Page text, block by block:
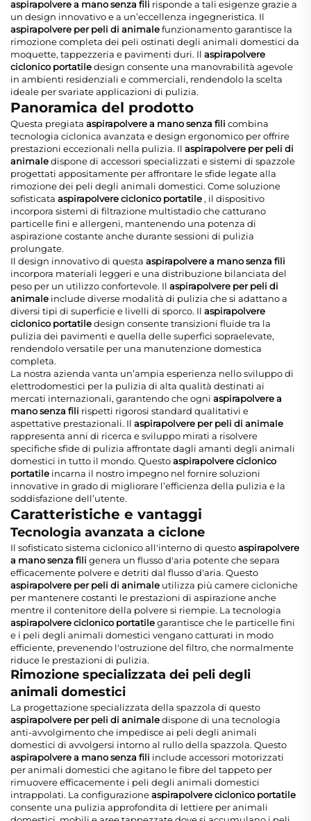
aspirapolvere a mano senza fili risponde a tali esigenze grazie a
un design innovativo e a un’eccellenza ingegneristica. Il
aspirapolvere per peli di animalefunzionamento garantisce la
rimozione completa dei peli ostinati degli animali domestici da
moquette, tappezzeria e pavimenti duri. Il aspirapolvere
ciclonico portatiledesign consente una manovrabilità agevole
in ambienti residenziali e commerciali, rendendolo la scelta
ideale per svariate applicazioni di pulizia.
Panoramica del prodotto
Questa pregiata aspirapolvere a mano senza fili combina
tecnologia ciclonica avanzata e design ergonomico per offrire
prestazioni eccezionali nella pulizia. Il aspirapolvere per peli di
animaledispone di accessori specializzati e sistemi di spazzole
progettati appositamente per affrontare le sfide legate alla
rimozione dei peli degli animali domestici. Come soluzione
sofisticata aspirapolvere ciclonico portatile , il dispositivo
incorpora sistemi di filtrazione multistadio che catturano
particelle fini e allergeni, mantenendo una potenza di
aspirazione costante anche durante sessioni di pulizia
prolungate.
Il design innovativo di questa aspirapolvere a mano senza fili
incorpora materiali leggeri e una distribuzione bilanciata del
peso per un utilizzo confortevole. Il aspirapolvere per peli di
animale include diverse modalità di pulizia che si adattano a
diversi tipi di superficie e livelli di sporco. Il aspirapolvere
ciclonico portatiledesign consente transizioni fluide tra la
pulizia dei pavimenti e quella delle superfici sopraelevate,
rendendolo versatile per una manutenzione domestica
completa.
La nostra azienda vanta un’ampia esperienza nello sviluppo di
elettrodomestici per la pulizia di alta qualità destinati ai
mercati internazionali, garantendo che ogni aspirapolvere a
mano senza fili rispetti rigorosi standard qualitativi e
aspettative prestazionali. Il aspirapolvere per peli di animale
rappresenta anni di ricerca e sviluppo mirati a risolvere
specifiche sfide di pulizia affrontate dagli amanti degli animali
domestici in tutto il mondo. Questoaspirapolvere ciclonico
portatile incarna il nostro impegno nel fornire soluzioni
innovative in grado di migliorare l’efficienza della pulizia e la
soddisfazione dell’utente.
Caratteristiche e vantaggi
Tecnologia avanzata a ciclone
Il sofisticato sistema ciclonico all'interno di questoaspirapolvere
a mano senza fili genera un flusso d'aria potente che separa
efficacemente polvere e detriti dal flusso d'aria. Questo
aspirapolvere per peli di animale utilizza più camere cicloniche
per mantenere costanti le prestazioni di aspirazione anche
mentre il contenitore della polvere si riempie. La tecnologia
aspirapolvere ciclonico portatilegarantisce che le particelle fini
e i peli degli animali domestici vengano catturati in modo
efficiente, prevenendo l'ostruzione del filtro, che normalmente
riduce le prestazioni di pulizia.
Rimozione specializzata dei peli degli
animali domestici
La progettazione specializzata della spazzola di questo
aspirapolvere per peli di animaledispone di una tecnologia
anti-avvolgimento che impedisce ai peli degli animali
domestici di avvolgersi intorno al rullo della spazzola. Questo
aspirapolvere a mano senza fili include accessori motorizzati
per animali domestici che agitano le fibre del tappeto per
rimuovere efficacemente i peli degli animali domestici
intrappolati. La configurazioneaspirapolvere ciclonico portatile
consente una pulizia approfondita di lettiere per animali